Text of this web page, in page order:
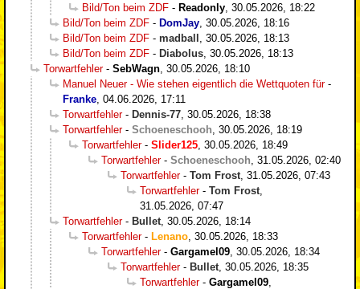
Bild/Ton beim ZDF - Readonly 30.05.2026, 18:22
Bild/Ton beim ZDF - DomJay 30.05.2026, 18:16
Bild/Ton beim ZDF - madball
30.05.2026, 18:13
Bild/Ton beim ZDF - Diabolus 30.05.2026, 18:13
Torwartfehler- SebWagn 30.05.2026, 18:10
Manuel Neuer - Wie stehen eigentlich die Wettquoten für-
Franke 04.06.2026, 17:11
Torwartfehler- Dennis-77 30.05.2026, 18:38
Torwartfehler- Schoeneschooh 30.05.2026, 18:19
Torwartfehler- Slider125 30.05.2026, 18:49
Torwartfehler- Schoeneschooh 31.05.2026, 02:40
Torwartfehler- Tom Frost 31.05.2026, 07:43
Torwartfehler- Tom Frost
31.05.2026, 07:47
Torwartfehler- Bullet 30.05.2026, 18:14
Torwartfehler- Lenano 30.05.2026, 18:33
Torwartfehler- Gargamel09 30.05.2026, 18:34
Torwartfehler- Bullet 30.05.2026, 18:35
Torwartfehler- Gargamel09